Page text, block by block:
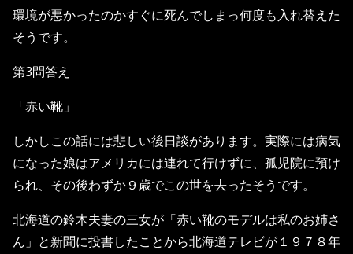
環境が悪かったのかすぐに死んでしまっ何度も入れ替えた
そうです。
第3問答え
「赤い靴」
しかしこの話には悲しい後日談があります。実際には病気
になった娘はアメリカには連れて行けずに、孤児院に預け
られ、その後わずか９歳でこの世を去ったそうです。
北海道の鈴木夫妻の三女が「赤い靴のモデルは私のお姉さ
ん」と新聞に投書したことから北海道テレビが１９７８年